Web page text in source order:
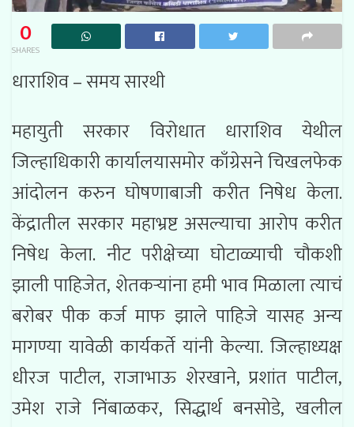
0
SHARES
धाराशिव – समय सारथी
महायुती सरकार विरोधात धाराशिव येथील
जिल्हाधिकारी कार्यालयासमोर काँग्रेसने चिखलफेक
आंदोलन करुन घोषणाबाजी करीत निषेध केला.
केंद्रातील सरकार महाभ्रष्ट असल्याचा आरोप करीत
निषेध केला. नीट परीक्षेच्या घोटाळ्याची चौकशी
झाली पाहिजेत, शेतकऱ्यांना हमी भाव मिळाला त्याचं
बरोबर पीक कर्ज माफ झाले पाहिजे यासह अन्य
मागण्या यावेळी कार्यकर्ते यांनी केल्या. जिल्हाध्यक्ष
धीरज पाटील, राजाभाऊ शेरखाने, प्रशांत पाटील,
उमेश राजे निंबाळकर, सिद्धार्थ बनसोडे, खलील